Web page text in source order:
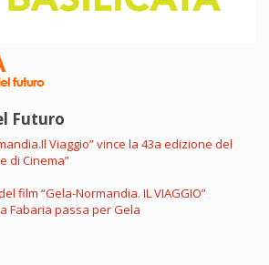
Futuro
Viaggio” vince la 43a edizione del
di Cinema”
film “Gela-Normandia. IL VIAGGIO”
Fabaria passa per Gela